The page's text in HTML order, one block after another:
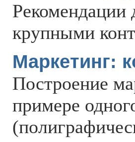
Рекомендации
крупными
Маркетинг:
Построение
примере